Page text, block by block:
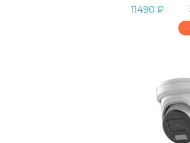
11490 ₽